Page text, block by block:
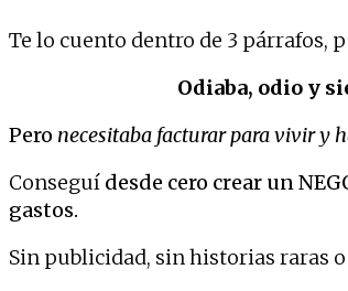
Te lo cuento dentro de 3 párrafos,
Odiaba, odio y
Pero necesitaba facturar para vivir y
Conseguí desde cero crear un
gastos.
Sin publicidad, sin historias raras